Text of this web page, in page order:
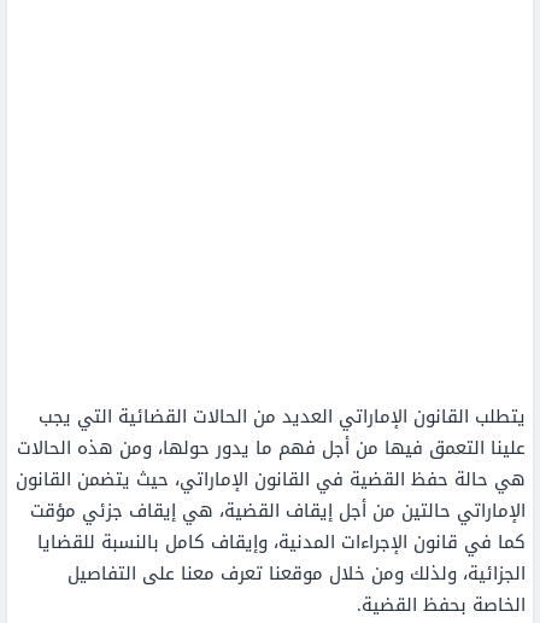
يتطلب القانون الإماراتي العديد من الحالات القضائية التي يجب
علينا التعمق فيها من أجل فهم ما يدور حولها، ومن هذه الحالات
هي حالة حفظ القضية في القانون الإماراتي، حيث يتضمن القانون
الإماراتي حالتين من أجل إيقاف القضية، هي إيقاف جزئي مؤقت
كما في قانون الإجراءات المدنية، وإيقاف كامل بالنسبة للقضايا
الجزائية، ولذلك ومن خلال موقعنا تعرف معنا على التفاصيل
الخاصة بحفظ القضية.